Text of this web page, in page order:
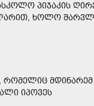
ᲞᲘᲯᲐᲙᲘᲡ
ᲮᲝᲚᲝ
ᲠᲝᲛᲔᲚᲘᲪ ᲛᲓᲘᲜᲐᲠᲔᲛ
ᲘᲞᲝᲕᲔᲡ